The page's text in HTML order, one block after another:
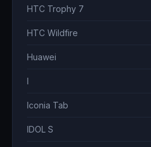
HTC Trophy 7
HTC Wildfire
Huawei
I
Iconia Tab
IDOL S